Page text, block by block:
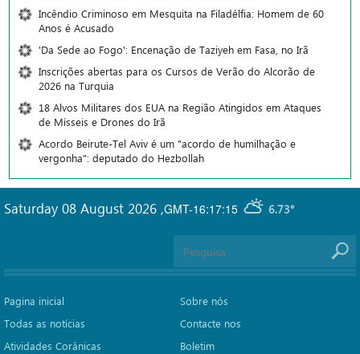
Incêndio Criminoso em Mesquita na Filadélfia: Homem de 60
Anos é Acusado
'Da Sede ao Fogo': Encenação de Taziyeh em Fasa, no Irã
Inscrições abertas para os Cursos de Verão do Alcorão de
2026 na Turquia
18 Alvos Militares dos EUA na Região Atingidos em Ataques
de Mísseis e Drones do Irã
Acordo Beirute-Tel Aviv é um "acordo de humilhação e
vergonha": deputado do Hezbollah
GMT-16:17:15 6.73°
Saturday 08 August 2026 ,
Pagina inicial
Todas as notícias
Atividades Corânicas
Sobre nós
Contacte nos
Boletim